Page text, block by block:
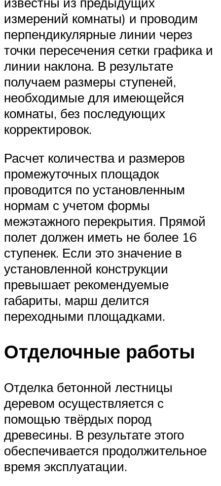
измерений комнаты) и проводим
перпендикулярные линии через
точки пересечения сетки графика и
линии наклона. В результате
получаем размеры ступеней,
необходимые для имеющейся
комнаты, без последующих
корректировок.
Расчет количества и размеров
промежуточных площадок
проводится по установленным
нормам с учетом формы
межэтажного перекрытия. Прямой
полет должен иметь не более 16
ступенек. Если это значение в
установленной конструкции
превышает рекомендуемые
габариты, марш делится
переходными площадками.
Отделочные работы
Отделка бетонной лестницы
деревом осуществляется с
помощью твёрдых пород
древесины. В результате этого
обеспечивается продолжительное
время эксплуатации.